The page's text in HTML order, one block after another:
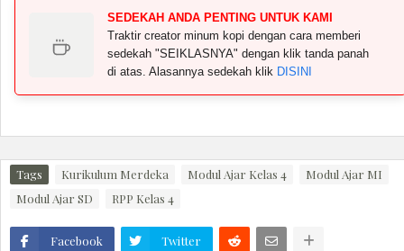
SEDEKAH ANDA PENTING UNTUK KAMI
Traktir creator minum kopi dengan cara memberi
sedekah "SEIKLASNYA" dengan klik tanda panah
di atas. Alasannya sedekah klik DISINI
Tags Kurikulum Merdeka Modul Ajar Kelas 4
Modul Ajar MI
Modul Ajar SD
RPP Kelas 4
Facebook Twitter